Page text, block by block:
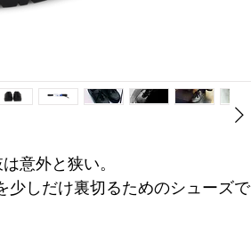
意外と狭い。
少しだけ裏切るためのシューズで